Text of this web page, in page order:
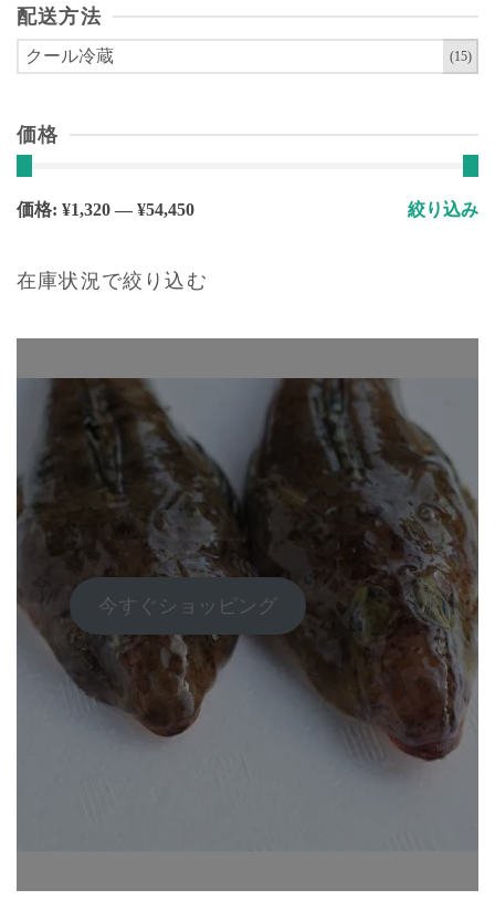
で
き
ま
す。
オ
シ
ョ
ン
は
ペ
ジ
で
き
ン
ま
品
ペ
で
す
配送方法
クール冷蔵 (15)
価格
最
格
最
格
絞り込み
価格: ¥1,320 — ¥54,450
在庫状況で絞り込む
今すぐショッピング